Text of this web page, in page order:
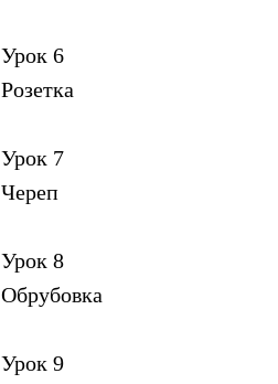
Урок 6
Розетка
Урок 7
Череп
Урок 8
Обрубовка
Урок 9